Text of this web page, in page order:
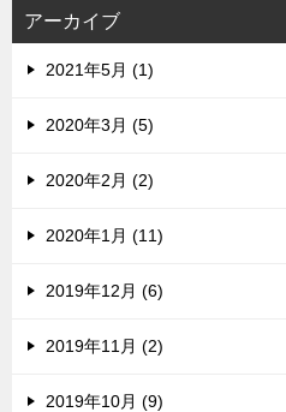
ス
アーカイブ
2021年5月 (1)
2020年3月 (5)
2020年2月 (2)
2020年1月 (11)
2019年12月 (6)
2019年11月 (2)
2019年10月 (9)